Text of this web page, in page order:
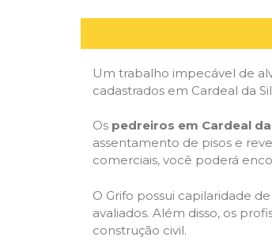
Um trabalho impecável de
cadastrados em Cardeal da
Os pedreiros em Cardeal da
assentamento de pisos e
comerciais, você poderá
O Grifo possui capilaridade
avaliados. Além disso, os
construção civil.